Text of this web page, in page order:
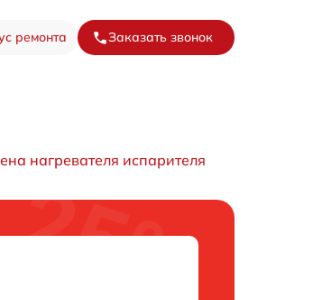
ремонта Заказать звонок
нагревателя испарителя